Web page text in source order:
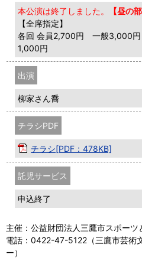
本公演は終了しました。
【昼の
【全席指定】
各回 会員2,700円 一般3,000
1,000円
出演
柳家さん喬
チラシPDF
チラシ[PDF：478KB]
託児サービス
申込終了
主催：公益財団法人三鷹市スポーツ
電話：0422-47-5122（三鷹市芸術
ー）